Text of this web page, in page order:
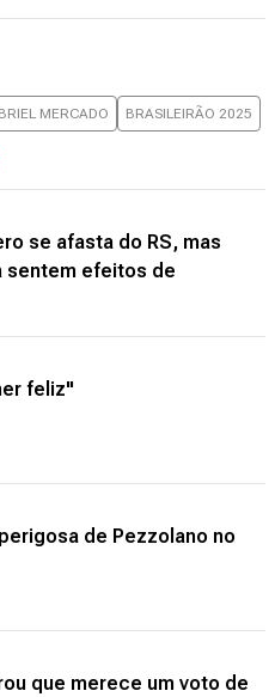
MERCADO BRASILEIRÃO 2025
se afasta do RS, mas
sentem efeitos de
feliz"
de Pezzolano no
que merece um voto de